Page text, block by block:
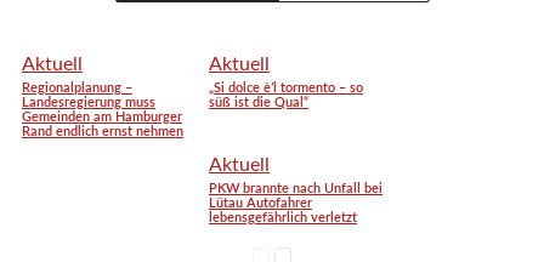
Aktuell
Regionalplanung –
Landesregierung muss
Gemeinden am Hamburger
Rand endlich ernst nehmen
Aktuell
„Si dolce è’l tormento – so
süß ist die Qual“
Aktuell
PKW brannte nach Unfall bei
Lütau Autofahrer
lebensgefährlich verletzt